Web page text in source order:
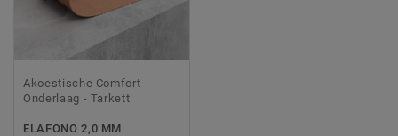
Akoestische Comfort
Onderlaag - Tarkett
ELAFONO 2,0 MM